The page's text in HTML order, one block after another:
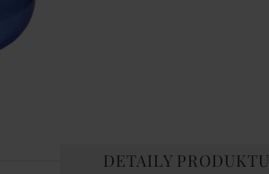
DETAILY PRODUKTU